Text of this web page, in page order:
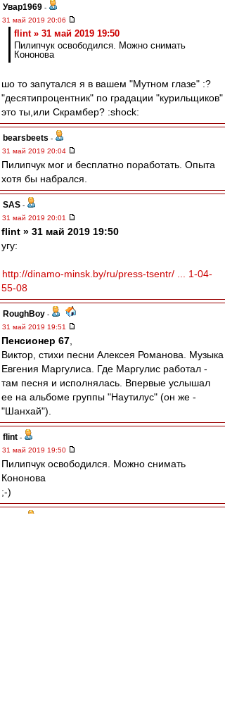
Увар1969 -
31 май 2019 20:06
flint » 31 май 2019 19:50
Пилипчук освободился. Можно снимать
Кононова
шо то запутался я в вашем "Мутном глазе" :?
"десятипроцентник" по градации "курильщиков"
это ты,или Скрамбер? :shock:
bearsbeets -
31 май 2019 20:04
Пилипчук мог и бесплатно поработать. Опыта
хотя бы набрался.
SAS -
31 май 2019 20:01
flint » 31 май 2019 19:50
угу:
http://dinamo-minsk.by/ru/press-tsentr/ ... 1-04-
55-08
RoughBoy -
31 май 2019 19:51
Пенсионер 67
Виктор, стихи песни Алексея Романова. Музыка
Евгения Маргулиса. Где Маргулис работал -
там песня и исполнялась. Впервые услышал
ее на альбоме группы "Наутилус" (он же -
"Шанхай").
flint -
31 май 2019 19:50
Пилипчук освободился. Можно снимать
Кононова
;-)